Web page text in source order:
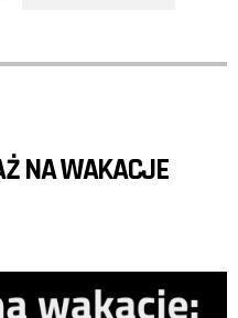
NA WAKACJE